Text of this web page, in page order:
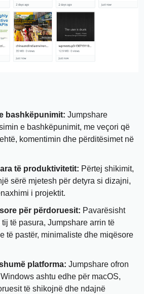
bashkëpunimit: Jumpshare
e bashkëpunimit, me veçori që
komentimin dhe përditësimet në
të produktivitetit: Përtej shikimit,
sërë mjetesh për detyra si dizajni,
i projektit.
për përdoruesit: Pavarësisht
të pasura, Jumpshare arrin të
të pastër, minimaliste dhe miqësore
platforma: Jumpshare ofron
ashtu edhe për macOS,
të shikojnë dhe ndajnë